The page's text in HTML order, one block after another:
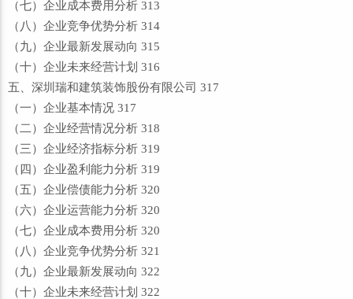
（七）企业成本费用分析 313
（八）企业竞争优势分析 314
（九）企业最新发展动向 315
（十）企业未来经营计划 316
五、深圳瑞和建筑装饰股份有限公司 317
（一）企业基本情况 317
（二）企业经营情况分析 318
（三）企业经济指标分析 319
（四）企业盈利能力分析 319
（五）企业偿债能力分析 320
（六）企业运营能力分析 320
（七）企业成本费用分析 320
（八）企业竞争优势分析 321
（九）企业最新发展动向 322
（十）企业未来经营计划 322